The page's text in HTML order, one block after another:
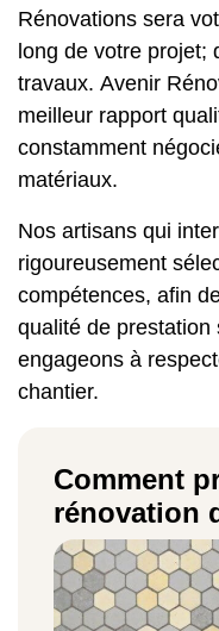
Rénovations sera
long de votre projet;
travaux. Avenir
meilleur rapport
constamment
matériaux.
Nos artisans qui
rigoureusement
compétences, afin
qualité de prestation
engageons à
chantier.
Comment
rénovation